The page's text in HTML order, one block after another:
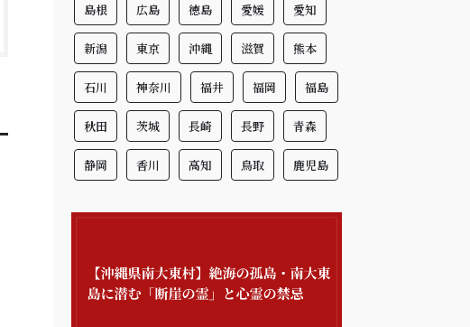
島根 広島 徳島 愛媛 愛知
新潟 東京 沖縄 滋賀 熊本
石川 神奈川 福井 福岡 福島
秋田 茨城 長崎 長野 青森
静岡 香川 高知 鳥取 鹿児島